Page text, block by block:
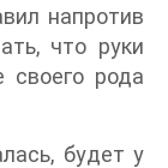
напротив
что руки
своего рода
будет у